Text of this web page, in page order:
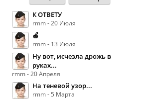
К ОТВЕТУ
rmm - 20 Июля
🍏
rmm - 13 Июля
Ну вот, исчезла дрожь в
руках...
rmm - 20 Апреля
На теневой узор...
rmm - 5 Марта